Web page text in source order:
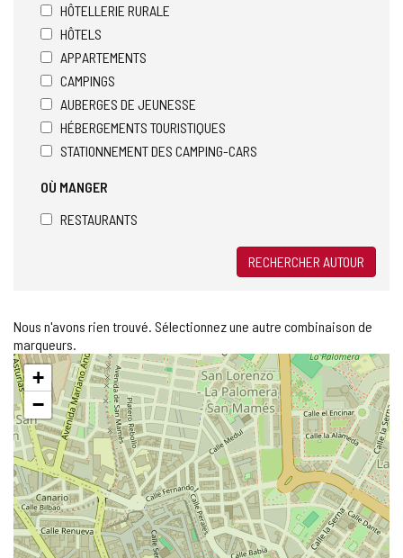
HÔTELLERIE RURALE
HÔTELS
APPARTEMENTS
CAMPINGS
AUBERGES DE JEUNESSE
HÉBERGEMENTS TOURISTIQUES
STATIONNEMENT DES CAMPING-CARS
OÙ MANGER
RESTAURANTS
RECHERCHER AUTOUR
Nous n'avons rien trouvé. Sélectionnez une autre combinaison de
marqueurs.
Sauter
la
carte
+
−